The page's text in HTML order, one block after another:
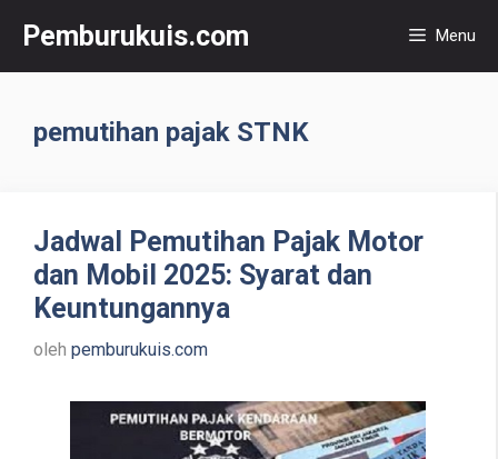
Pemburukuis.com Menu
pemutihan pajak STNK
Jadwal Pemutihan Pajak Motor
dan Mobil 2025: Syarat dan
Keuntungannya
oleh pemburukuis.com